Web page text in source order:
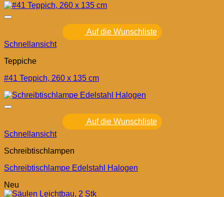
Auf die Wunschliste
Schnellansicht
Teppiche
#41 Teppich, 260 x 135 cm
Auf die Wunschliste
Schnellansicht
Schreibtischlampen
Schreibtischlampe Edelstahl Halogen
Neu